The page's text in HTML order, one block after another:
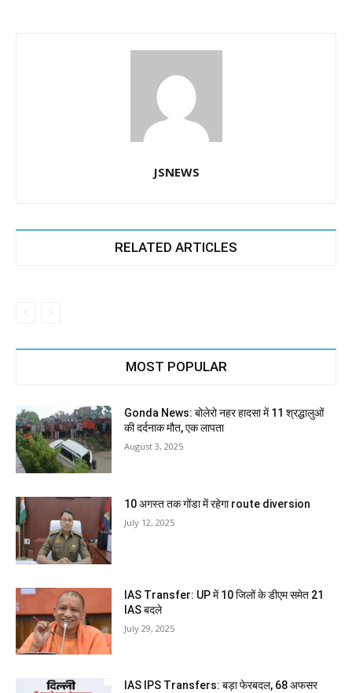
JSNEWS
RELATED ARTICLES
MOST POPULAR
Gonda News: बोलेरो नहर हादसा में 11 श्रद्धालुओं
की दर्दनाक मौत, एक लापता
August 3, 2025
10 अगस्त तक गोंडा में रहेगा route diversion
July 12, 2025
IAS Transfer: UP में 10 जिलों के डीएम समेत 21
IAS बदले
July 29, 2025
IAS IPS Transfers: बड़ा फेरबदल, 68 अफसर